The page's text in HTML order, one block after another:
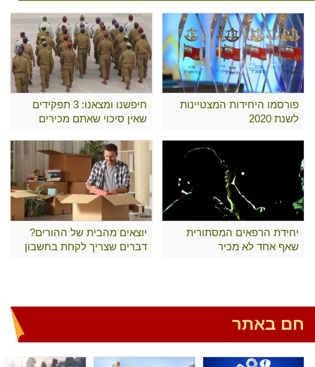
פורסמו היחידות המצטיינות
לשנת 2020
חיפשנו ומצאנו: 3 תפקידים
שאין סיכוי שאתם מכירים
יחידת הרפאים המסתורית
שאף אחד לא מכיר
יוצאים מהבית של ההורים?
דברים שצריך לקחת בחשבון
חם באתר